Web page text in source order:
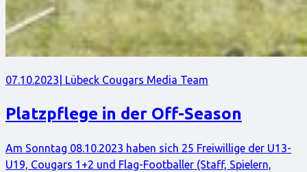
07.10.2023 | Lübeck Cougars Media Team
Platzpflege in der Off-Season
Am Sonntag 08.10.2023 haben sich 25 Freiwillige der U13-
U19, Cougars 1+2 und Flag-Footballer (Staff, Spielern,